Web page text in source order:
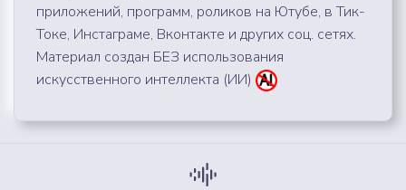
приложений, программ, роликов на Ютубе, в Тик-
Токе, Инстаграме, Вконтакте и других соц. сетях.
Материал создан БЕЗ использования
искусственного интеллекта (ИИ)